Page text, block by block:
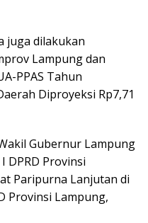
juga dilakukan
Lampung dan
PPAS Tahun
Diproyeksi Rp7,71
Gubernur Lampung
DPRD Provinsi
Paripurna Lanjutan di
Provinsi Lampung,